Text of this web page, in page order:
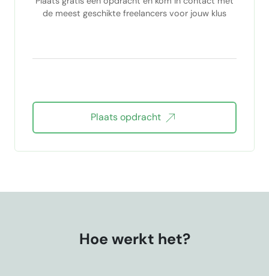
de meest geschikte freelancers voor jouw klus
Plaats opdracht
Hoe werkt het?